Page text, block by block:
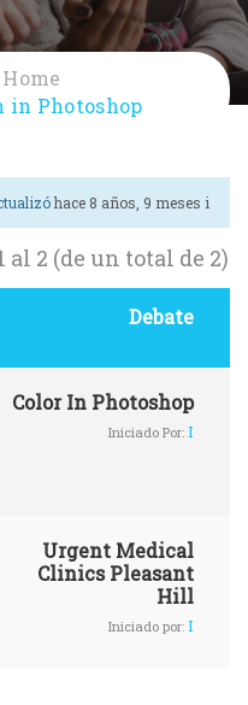
Home
in Photoshop
hace 8 años, 9 meses i
al 2 (de un total de 2)
Debate
Color In Photoshop
Iniciado Por: I
Urgent Medical
Clinics Pleasant
Hill
Iniciado por: I